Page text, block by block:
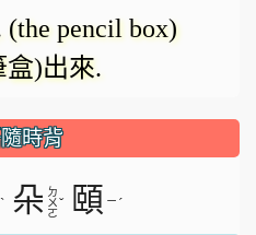
。
影
片
(the pencil box)
盒)出來.
時背
ˋ 朵 ㄉ
ㄨ
ㄛ
ˇ 頤 ㄧ ˊ